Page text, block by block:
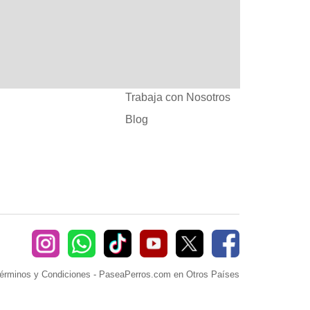
Trabaja con Nosotros
Blog
y Condiciones - PaseaPerros.com en Otros Países